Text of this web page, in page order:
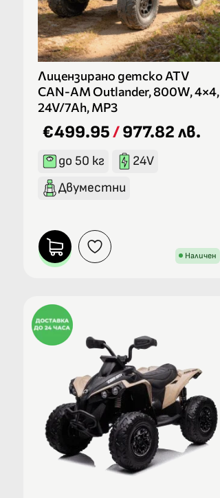
Лицензирано детско ATV
CAN-AM Outlander, 800W, 4×4,
24V/7Ah, MP3
€499.95/977.82 лв.
до 50 кг
24V
Двуместни
Наличен